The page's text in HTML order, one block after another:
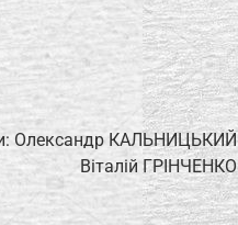
Олександр КАЛЬНИЦЬКИЙ
Віталій ГРІНЧЕНКО